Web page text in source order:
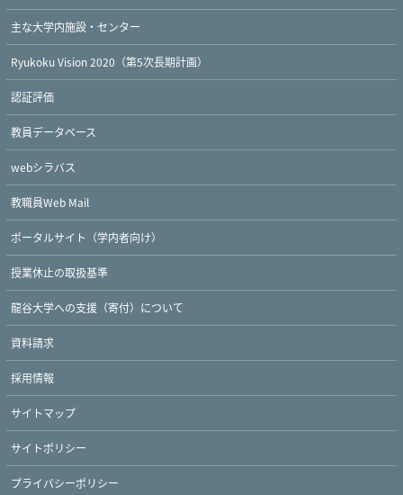
Twitter FacebookYouTube
主な大学内施設・センター
Ryukoku Vision 2020（第5次長期計画）
認証評価
教員データベース
webシラバス
教職員Web Mail
ポータルサイト（学内者向け）
授業休止の取扱基準
龍谷大学への支援（寄付）について
資料請求
採用情報
サイトマップ
サイトポリシー
プライバシーポリシー